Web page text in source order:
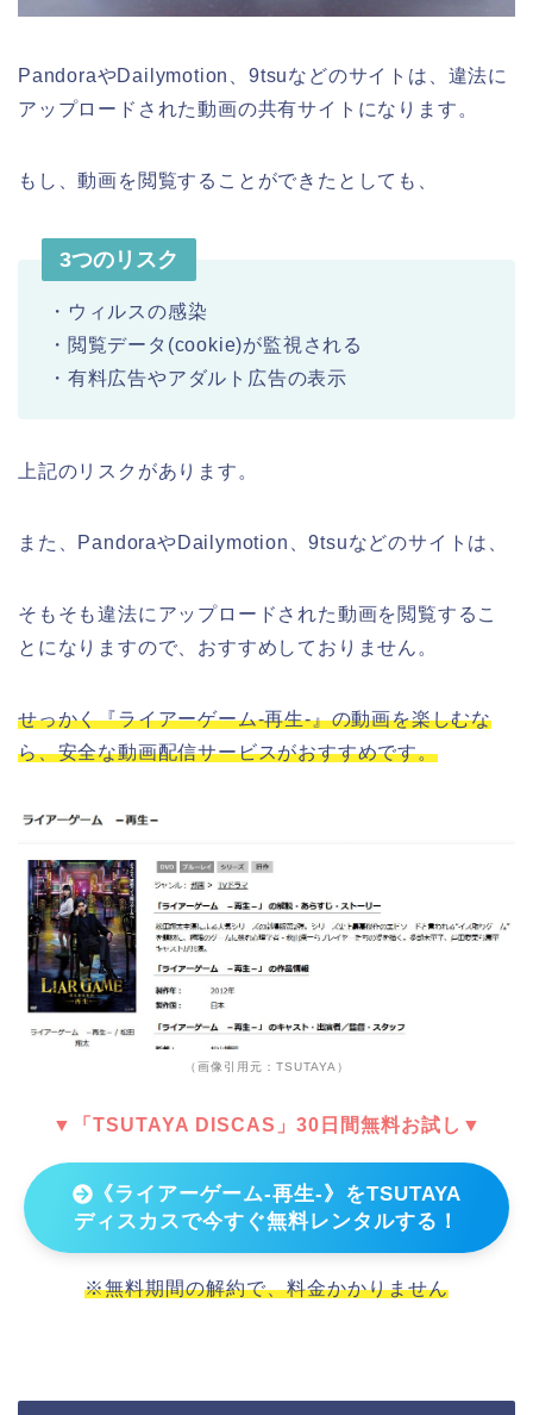
PandoraやDailymotion、9tsuなどのサイトは、違法に
アップロードされた動画の共有サイトになります。
もし、動画を閲覧することができたとしても、
3つのリスク
・ウィルスの感染
・閲覧データ(cookie)が監視される
・有料広告やアダルト広告の表示
上記のリスクがあります。
また、PandoraやDailymotion、9tsuなどのサイトは、
そもそも違法にアップロードされた動画を閲覧するこ
とになりますので、おすすめしておりません。
せっかく『ライアーゲーム-再生-』の動画を楽しむな
ら、安全な動画配信サービスがおすすめです。
（画像引用元：TSUTAYA）
▼「TSUTAYA DISCAS」30日間無料お試し▼
《ライアーゲーム-再生-》をTSUTAYA
ディスカスで今すぐ無料レンタルする！
※無料期間の解約で、料金かかりません